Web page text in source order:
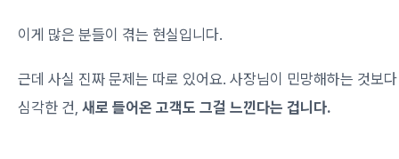
이게 많은 분들이 겪는 현실입니다.
근데 사실 진짜 문제는 따로 있어요. 사장님이 민망해하는 것보
심각한 건, 새로 들어온 고객도 그걸 느낀다는 겁니다.